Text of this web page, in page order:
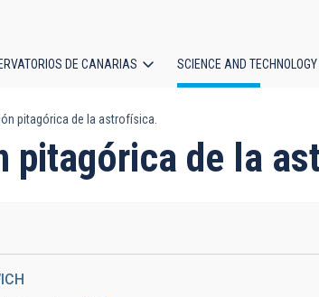
DE CANARIAS SCIENCE AND TECHNOLOGY
pitagórica de la astrofísica.
de la